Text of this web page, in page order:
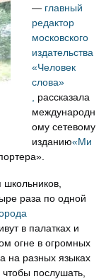
— главный
редактор
московского
издательства
«Человек
слова»
рассказала
международн
ому сетевому
изданию«Ми
раза по одной
в палатках и
огне в огромных
на разных языках
послушать,